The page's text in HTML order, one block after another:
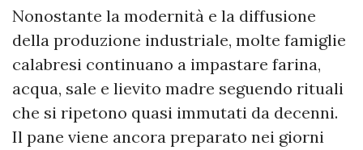
Nonostante la modernità e la diffusione
della produzione industriale, molte famiglie
calabresi continuano a impastare farina,
acqua, sale e lievito madre seguendo rituali
che si ripetono quasi immutati da decenni.
Il pane viene ancora preparato nei giorni